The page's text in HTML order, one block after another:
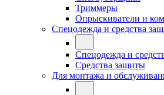
Триммеры
Опрыскиватели и
Спецодежда и средства
Спецодежда и
Средства защиты
Для монтажа и